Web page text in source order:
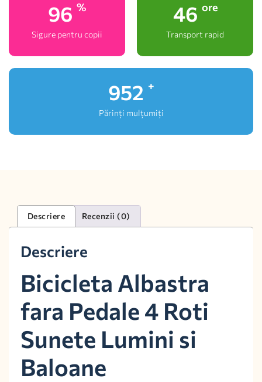
100 %
Sigure pentru copii
48 ore
Transport rapid
1,000
Părinți mulțumiți
Descriere Recenzii (0)
Descriere
Bicicleta Albastra
fara Pedale 4 Roti
Sunete Lumini si
Baloane